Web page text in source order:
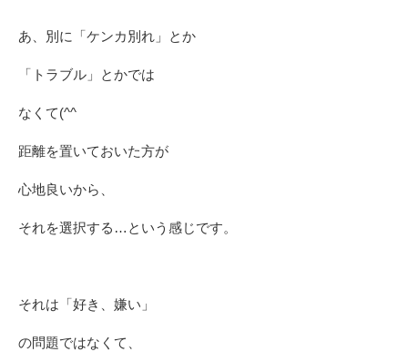
あ、別に「ケンカ別れ」とか
「トラブル」とかでは
なくて(^^ゞ
距離を置いておいた方が
心地良いから、
それを選択する…という感じです。
それは「好き、嫌い」
の問題ではなくて、